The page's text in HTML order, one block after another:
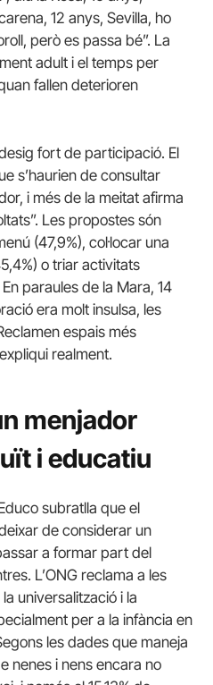
12 anys, Sevilla, ho
però es passa bé”. La
adult i el temps per
fallen deterioren
fort de participació. El
s’haurien de consultar
i més de la meitat afirma
Les propostes són
(47,9%), col·locar una
o triar activitats
paraules de la Mara, 14
era molt insulsa, les
espais més
realment.
menjador
i educatiu
subratlla que el
de considerar un
a formar part del
L’ONG reclama a les
universalització i la
per a la infància en
les dades que maneja
nenes i nens encara no